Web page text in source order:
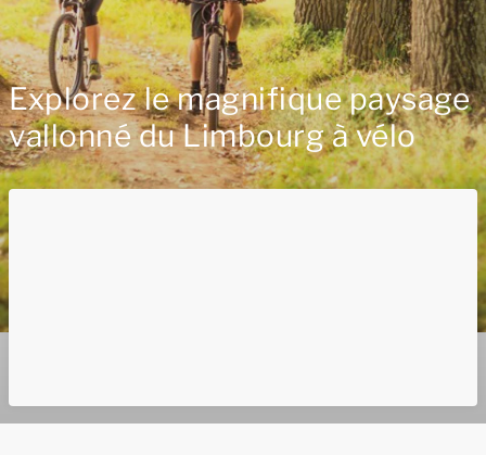
Explorez le magnifique paysage
vallonné du Limbourg à vélo